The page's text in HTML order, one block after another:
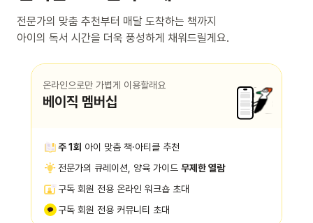
전문가의 맞춤 추천부터 매달 도착하는 책까지
아이의 독서 시간을 더욱 풍성하게 채워드릴게요.
온라인으로만 가볍게 이용할래요
베이직 멤버십
주 1회 아이 맞춤 책·아티클 추천
전문가의 큐레이션, 양육 가이드 무제한 열람
구독 회원 전용 온라인 워크숍 초대
구독 회원 전용 커뮤니티 초대